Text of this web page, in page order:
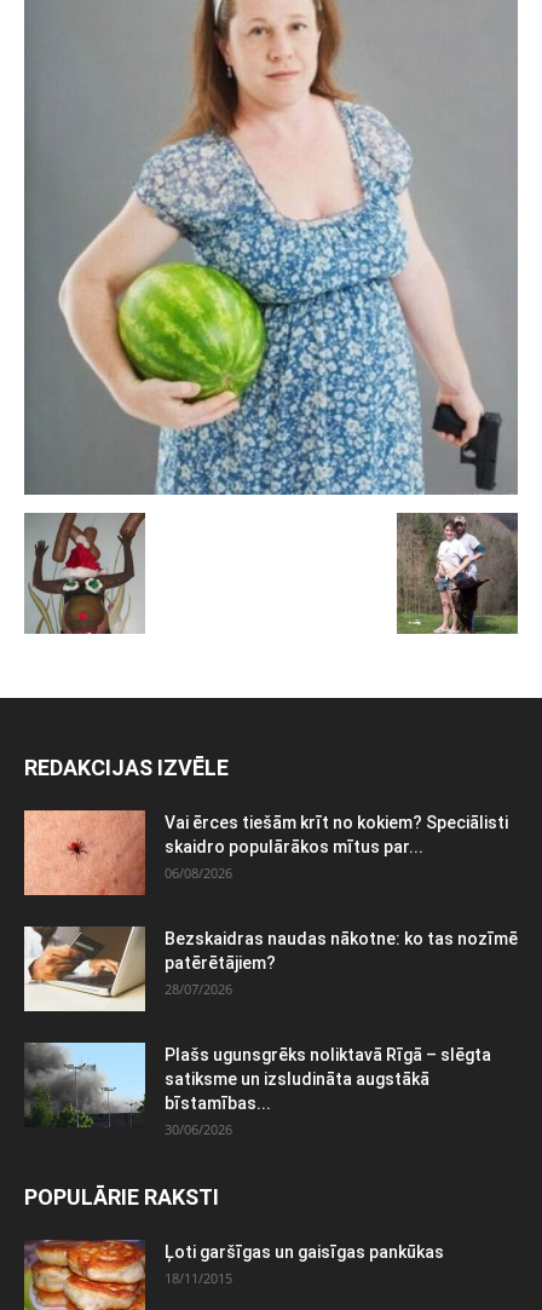
REDAKCIJAS IZVĒLE
Vai ērces tiešām krīt no kokiem? Speciālisti
skaidro populārākos mītus par...
06/08/2026
Bezskaidras naudas nākotne: ko tas nozīmē
patērētājiem?
28/07/2026
Plašs ugunsgrēks noliktavā Rīgā – slēgta
satiksme un izsludināta augstākā
bīstamības...
30/06/2026
POPULĀRIE RAKSTI
Ļoti garšīgas un gaisīgas pankūkas
18/11/2015